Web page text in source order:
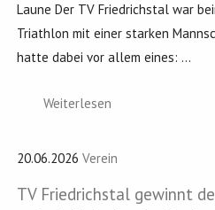
Laune Der TV Friedrichstal war
Triathlon mit einer starken
hatte dabei vor allem eines: ...
Weiterlesen
20.06.2026 Verein
TV Friedrichstal gewinnt